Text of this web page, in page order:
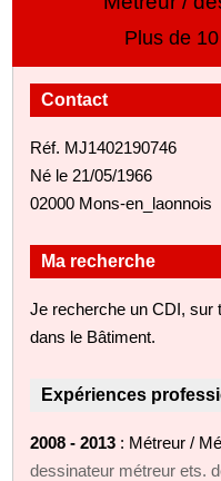
Plus de
Contact
Réf. MJ1402190746
Né le 21/05/1966
02000 Mons-en_laonnois
Ma recherche
Je recherche un CDI, sur
dans le Bâtiment.
Expériences
2008 - 2013 : Métreur /
dessinateur métreur ets.